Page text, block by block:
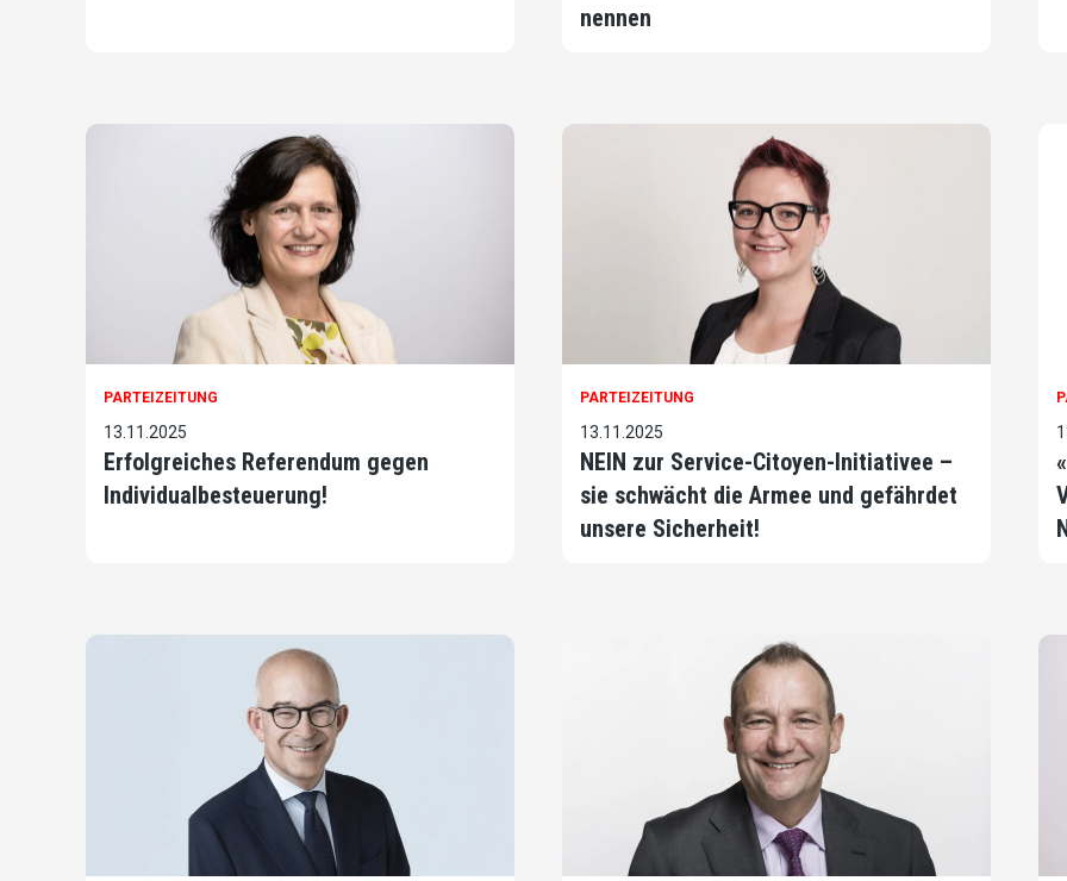
nennen
PARTEIZEITUNG
13.11.2025
Erfolgreiches Referendum gegen
Individualbesteuerung!
PARTEIZEITUNG
13.11.2025
NEIN zur Service-Citoyen-Initiativee –
sie schwächt die Armee und gefährdet
unsere Sicherheit!